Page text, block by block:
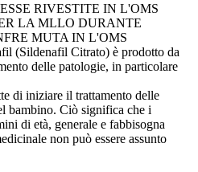
RIVESTITE IN L'OMS
LA MLLO DURANTE
MUTA IN L'OMS
(Sildenafil Citrato) è prodotto da
delle patologie, in particolare
di iniziare il trattamento delle
bambino. Ciò significa che i
di età, generale e fabbisogna
non può essere assunto